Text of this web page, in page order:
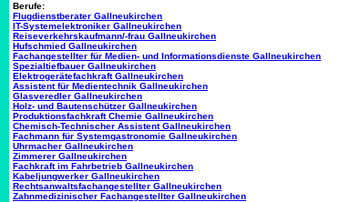
Berufe:
Flugdienstberater Gallneukirchen
IT-Systemelektroniker Gallneukirchen
Reiseverkehrskaufmann/-frau Gallneukirchen
Hufschmied Gallneukirchen
Fachangestellter für Medien- und Informationsdienste Gallneukirchen
Spezialtiefbauer Gallneukirchen
Elektrogerätefachkraft Gallneukirchen
Assistent für Medientechnik Gallneukirchen
Glasveredler Gallneukirchen
Holz- und Bautenschützer Gallneukirchen
Produktionsfachkraft Chemie Gallneukirchen
Chemisch-Technischer Assistent Gallneukirchen
Fachmann für Systemgastronomie Gallneukirchen
Uhrmacher Gallneukirchen
Zimmerer Gallneukirchen
Fachkraft im Fahrbetrieb Gallneukirchen
Kabeljungwerker Gallneukirchen
Rechtsanwaltsfachangestellter Gallneukirchen
Zahnmedizinischer Fachangestellter Gallneukirchen